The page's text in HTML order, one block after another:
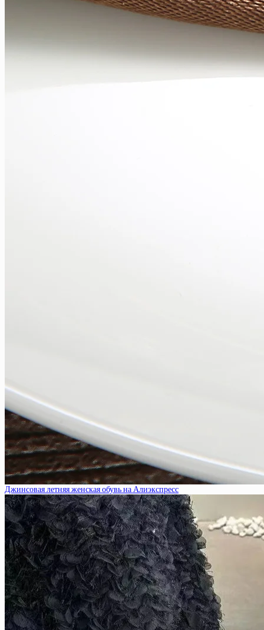
Джинсовая летняя женская обувь на Алиэкспресс